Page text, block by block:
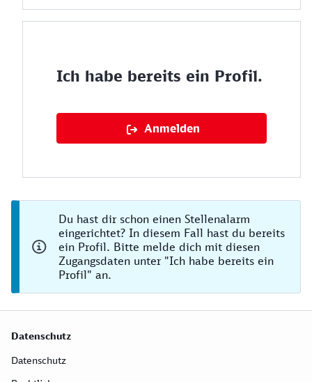
Ich habe bereits ein Profil.
Anmelden
Du hast dir schon einen Stellenalarm
eingerichtet? In diesem Fall hast du bereits
ein Profil. Bitte melde dich mit diesen
Zugangsdaten unter "Ich habe bereits ein
Profil" an.
Datenschutz
Datenschutz